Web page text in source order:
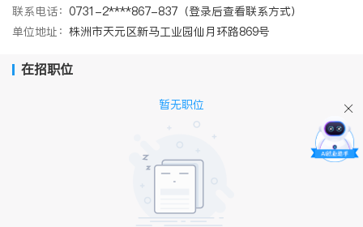
联系电话： 0731-2****867-837（登录后查看联系方式）
单位地址： 株洲市天元区新马工业园仙月环路869号
在招职位
暂无职位